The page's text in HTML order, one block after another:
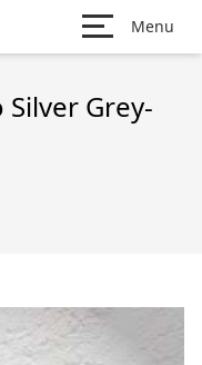
Menu
Grey-